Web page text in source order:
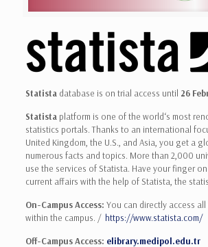
Statista database is on trial access until 26
Statista platform is one of the world‘s most
statistics portals. Thanks to an international
United Kingdom, the U.S., and Asia, you get a
numerous facts and topics. More than 2,000
use the services of Statista. Have your finger
current affairs with the help of Statista, the
On-Campus Access: You can directly access
within the campus. / https://www.statista.com/
Off-Campus Access: elibrary.medipol.edu.tr